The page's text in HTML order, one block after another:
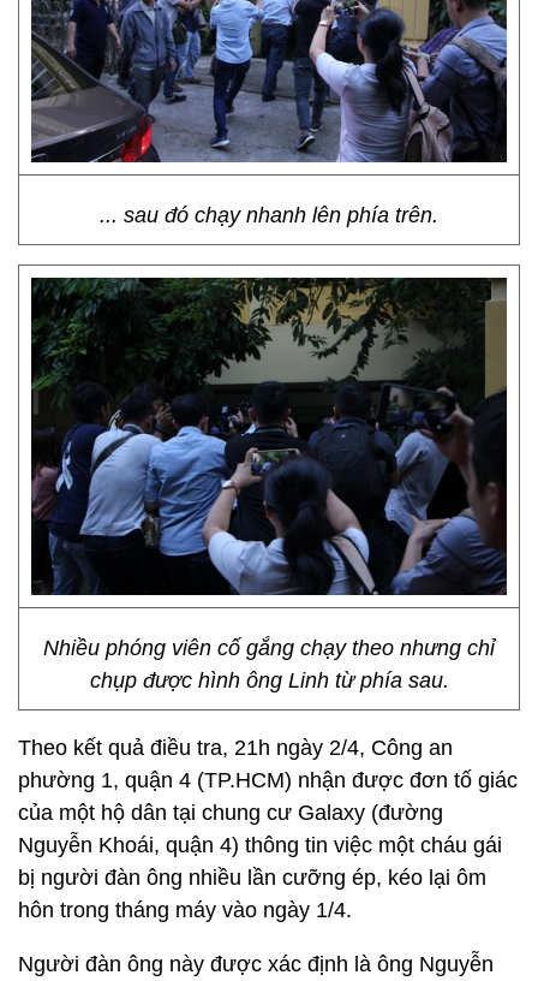
... sau đó chạy nhanh lên phía trên.
Nhiều phóng viên cố gắng chạy theo nhưng chỉ
chụp được hình ông Linh từ phía sau.
Theo kết quả điều tra, 21h ngày 2/4, Công an
phường 1, quận 4 (TP.HCM) nhận được đơn tố giác
của một hộ dân tại chung cư Galaxy (đường
Nguyễn Khoái, quận 4) thông tin việc một cháu gái
bị người đàn ông nhiều lần cưỡng ép, kéo lại ôm
hôn trong tháng máy vào ngày 1/4.
Người đàn ông này được xác định là ông Nguyễn